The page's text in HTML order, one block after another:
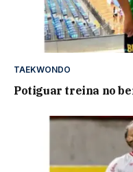
TAEKWONDO
Potiguar treina no